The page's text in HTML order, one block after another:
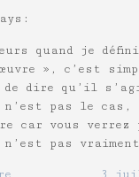
quand je
», c’est
dire qu’il
pas le cas,
car vous
n’est pas